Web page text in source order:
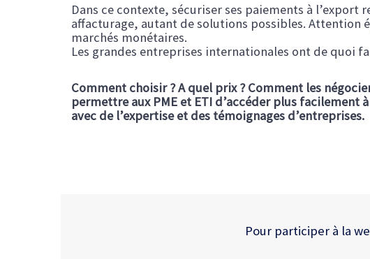
Dans ce contexte, sécuriser ses paiements à
affacturage, autant de solutions possibles.
marchés monétaires.
Les grandes entreprises internationales ont de quoi
Comment choisir ? A quel prix ? Comment les
permettre aux PME et ETI d’accéder plus
avec de l’expertise et des témoignages d’entreprises.
Pour participer à la